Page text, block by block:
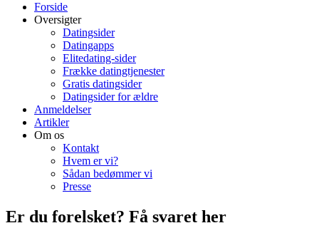
Forside
Oversigter
Datingsider
Datingapps
Elitedating-sider
Frække datingtjenester
Gratis datingsider
Datingsider for ældre
Anmeldelser
Artikler
Om os
Kontakt
Hvem er vi?
Sådan bedømmer vi
Presse
Er du forelsket? Få svaret her